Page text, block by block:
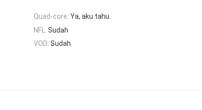
Quad-core: Ya, aku tahu.
NFL: Sudah
VOD: Sudah